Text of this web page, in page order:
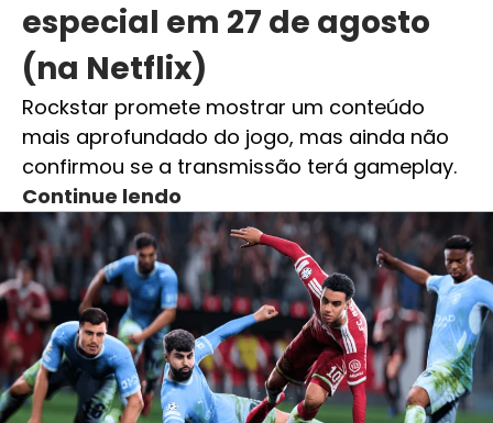
especial em 27 de agosto
(na Netflix)
Rockstar promete mostrar um conteúdo
mais aprofundado do jogo, mas ainda não
confirmou se a transmissão terá gameplay.
Continue lendo